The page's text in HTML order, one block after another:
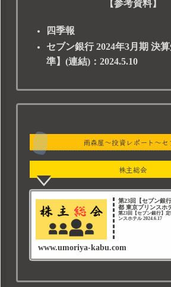
【参考資料】
四季報
セブン銀行 2024年3月期 決
準】(連結)：2024.5.10
雨森屋～投資レポート～
株主総会
第23回【セブン銀
都 東京プリンスホ
第23回【セブン銀行】
ンスホテル 2024.6.17
www.umoriya-kabu.com